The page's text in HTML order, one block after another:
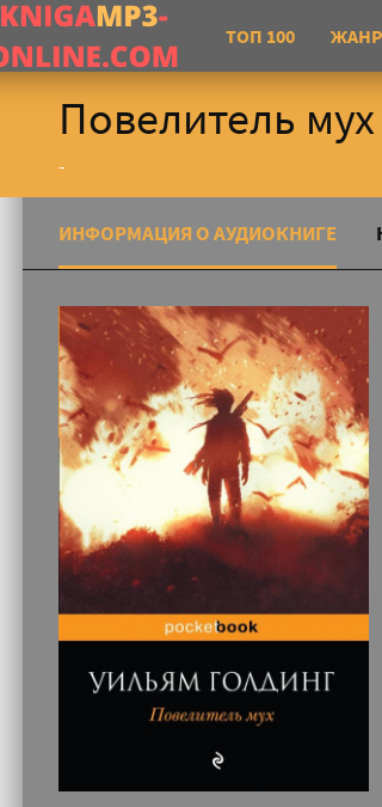
ТОП 100
Повелитель мух
-
ИНФОРМАЦИЯ О АУДИОКНИГЕ